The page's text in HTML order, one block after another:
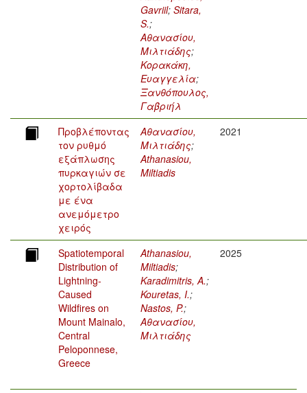
Gavriil; Sitara,
S.;
Αθανασίου,
Μιλτιάδης;
Κορακάκη,
Ευαγγελία;
Ξανθόπουλος,
Γαβριήλ
Προβλέποντας
τον ρυθμό
εξάπλωσης
πυρκαγιών σε
χορτολίβαδα
με ένα
ανεμόμετρο
χειρός
Αθανασίου,
Μιλτιάδης;
Athanasiou,
Miltiadis
2021
Spatiotemporal
Distribution of
Lightning-
Caused
Wildfires on
Mount Mainalo,
Central
Peloponnese,
Greece
Athanasiou,
Miltiadis;
Karadimitris, A.;
Kouretas, I.;
Nastos, P.;
Αθανασίου,
Μιλτιάδης
2025